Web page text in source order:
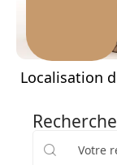
Localisation
Recherche